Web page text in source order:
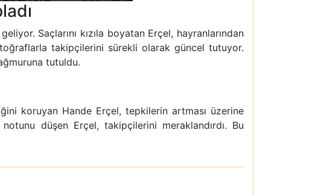
Saçlarını kızıla boyatan Erçel, hayranlarından
takipçilerini sürekli olarak güncel tutuyor.
tutuldu.
koruyan Hande Erçel, tepkilerin artması üzerine
düşen Erçel, takipçilerini meraklandırdı. Bu